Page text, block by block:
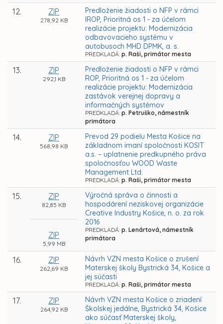
12. ZIP
278,92 KB
Predloženie žiadosti o NFP v rámci
IROP, Prioritná os 1 - za účelom
realizácie projektu: Modernizácia
odbavovacieho systému v
autobusoch MHD DPMK, a. s.
PREDKLADÁ: p. Raši, primátor mesta
13. ZIP
292,1 KB
Predloženie žiadosti o NFP v rámci
ROP, Prioritná os 1 - za účelom
realizácie projektu: Modernizácia
zastávok verejnej dopravy a
informačných systémov
PREDKLADÁ: p. Petruško, námestník
primátora
14. ZIP
568,98 KB
Prevod 29 podielu Mesta Košice na
základnom imaní spoločnosti KOSIT
a.s. – uplatnenie predkupného práva
spoločnosťou WOOD Waste
Management Ltd.
PREDKLADÁ: p. Raši, primátor mesta
15. ZIP
82,85 KB
ZIP
5,99 MB
Výročná správa o činnosti a
hospodárení neziskovej organizácie
Creative Industry Košice, n. o. za rok
2016
PREDKLADÁ: p. Lenártová, námestník
primátora
16. ZIP
262,69 KB
Návrh VZN mesta Košice o zrušení
Materskej školy Bystrická 34, Košice a
jej súčasti
PREDKLADÁ: p. Raši, primátor mesta
17. ZIP
264,92 KB
Návrh VZN mesta Košice o zriadení
Školskej jedálne, Bystrická 34, Košice
ako súčasť Materskej školy,